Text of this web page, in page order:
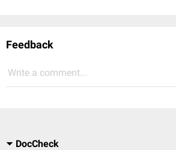
Feedback
Write a comment...
DocCheck